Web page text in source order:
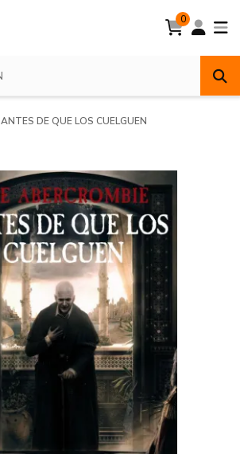
0
ANTES DE QUE LOS CUELGUEN